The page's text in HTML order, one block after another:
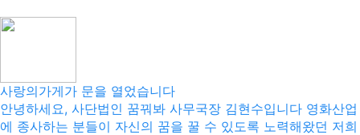
사랑의가게가 문을 열었습니다
안녕하세요, 사단법인 꿈꿔봐 사무국장 김현수입니다 영화산업
에 종사하는 분들이 자신의 꿈을 꿀 수 있도록 노력해왔던 저희